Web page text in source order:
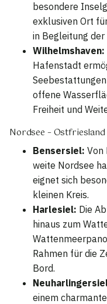
besondere
exklusiven Ort
in Begleitung der
Wilhelmshaven:
Hafenstadt
offene
Freiheit und
Nordsee – Ostfriesland
Bensersiel: Von
weite Nordsee
eignet sich
kleinen Kreis.
Harlesiel: Die
hinaus zum
Rahmen für die
Bord.
einem